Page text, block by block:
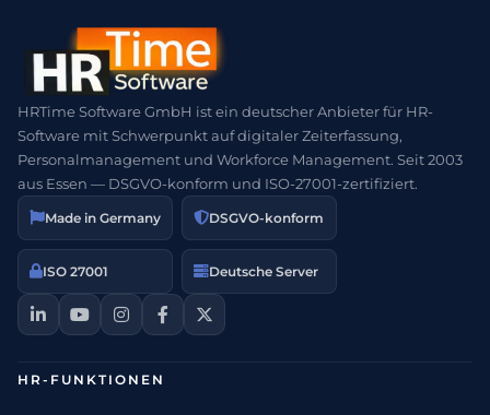
HRTime Software GmbH ist ein deutscher Anbieter für HR-
Software mit Schwerpunkt auf digitaler Zeiterfassung,
Personalmanagement und Workforce Management. Seit 2003
aus Essen — DSGVO-konform und ISO-27001-zertifiziert.
Made in Germany DSGVO-konform
ISO 27001 Deutsche Server
HR-FUNKTIONEN